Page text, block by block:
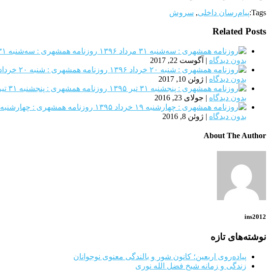
Tags: پیام‌رسان داخلی, سروش
Related Posts
روزنامه همشهری : سه‌شنبه ۳۱ مرداد ۱۳۹۶
بدون دیدگاه | آگوست 22, 2017
روزنامه همشهری : شنبه ۲۰ خرداد ۱۳۹۶
بدون دیدگاه | ژوئن 10, 2017
روزنامه همشهری : پنجشنبه ۳۱ تیر ۱۳۹۵
بدون دیدگاه | جولای 23, 2016
روزنامه همشهری : چهارشنبه ۱۹ خرداد ۱۳۹۵
بدون دیدگاه | ژوئن 8, 2016
About The Author
ins2012
نوشته‌های تازه
پیاده‌روی اربعین؛ کانون شور و بالندگی معنوی نوجوانان
زندگی و زمانه شیخ فضل الله نوری